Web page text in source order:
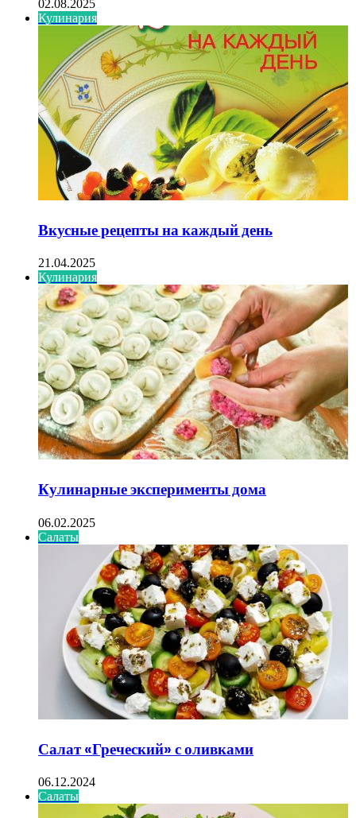
02.08.2025
Кулинария
Вкусные рецепты на каждый день
21.04.2025
Кулинария
Кулинарные эксперименты дома
06.02.2025
Салаты
Салат «Греческий» с оливками
06.12.2024
Салаты